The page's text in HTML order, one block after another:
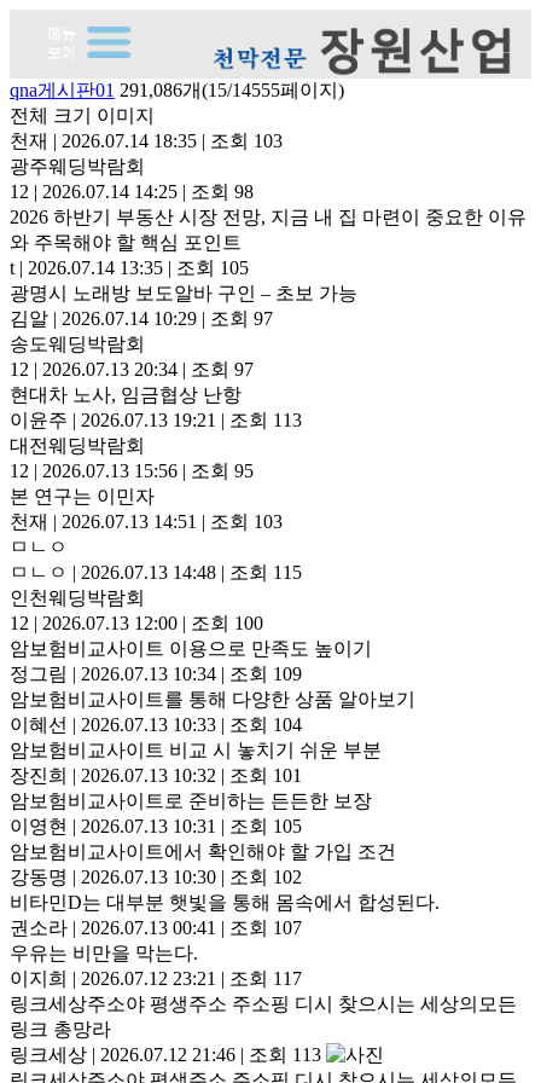
qna게시판01 291,086개(15/14555페이지)
전체 크기 이미지
천재 | 2026.07.14 18:35 | 조회 103
광주웨딩박람회
12 | 2026.07.14 14:25 | 조회 98
2026 하반기 부동산 시장 전망, 지금 내 집 마련이 중요한 이유
와 주목해야 할 핵심 포인트
t | 2026.07.14 13:35 | 조회 105
광명시 노래방 보도알바 구인 – 초보 가능
김알 | 2026.07.14 10:29 | 조회 97
송도웨딩박람회
12 | 2026.07.13 20:34 | 조회 97
현대차 노사, 임금협상 난항
이윤주 | 2026.07.13 19:21 | 조회 113
대전웨딩박람회
12 | 2026.07.13 15:56 | 조회 95
본 연구는 이민자
천재 | 2026.07.13 14:51 | 조회 103
ㅁㄴㅇ
ㅁㄴㅇ | 2026.07.13 14:48 | 조회 115
인천웨딩박람회
12 | 2026.07.13 12:00 | 조회 100
암보험비교사이트 이용으로 만족도 높이기
정그림 | 2026.07.13 10:34 | 조회 109
암보험비교사이트를 통해 다양한 상품 알아보기
이혜선 | 2026.07.13 10:33 | 조회 104
암보험비교사이트 비교 시 놓치기 쉬운 부분
장진희 | 2026.07.13 10:32 | 조회 101
암보험비교사이트로 준비하는 든든한 보장
이영현 | 2026.07.13 10:31 | 조회 105
암보험비교사이트에서 확인해야 할 가입 조건
강동명 | 2026.07.13 10:30 | 조회 102
비타민D는 대부분 햇빛을 통해 몸속에서 합성된다.
권소라 | 2026.07.13 00:41 | 조회 107
우유는 비만을 막는다.
이지희 | 2026.07.12 23:21 | 조회 117
링크세상주소야 평생주소 주소핑 디시 찾으시는 세상의모든
링크 총망라
링크세상 | 2026.07.12 21:46 | 조회 113